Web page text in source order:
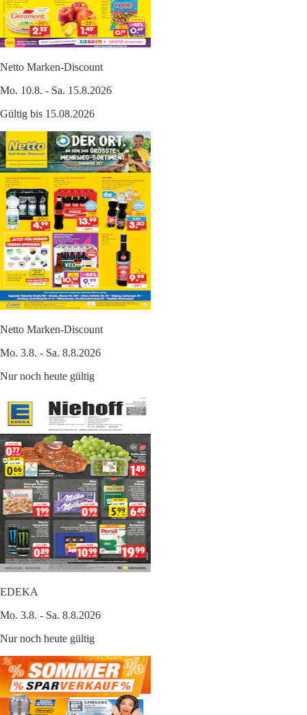
Netto Marken-Discount
Mo. 10.8. - Sa. 15.8.2026
Gültig bis 15.08.2026
Netto Marken-Discount
Mo. 3.8. - Sa. 8.8.2026
Nur noch heute gültig
EDEKA
Mo. 3.8. - Sa. 8.8.2026
Nur noch heute gültig